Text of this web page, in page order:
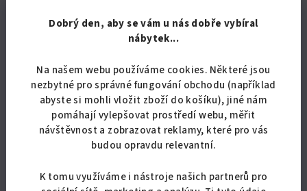
Dobrý den, aby se vám u nás dobře vybíral
nábytek...
Na našem webu používáme cookies. Některé jsou
nezbytné pro správné fungování obchodu (například
abyste si mohli vložit zboží do košíku), jiné nám
pomáhají vylepšovat prostředí webu, měřit
návštěvnost a zobrazovat reklamy, které pro vás
budou opravdu relevantní.
K tomu využíváme i nástroje našich partnerů pro